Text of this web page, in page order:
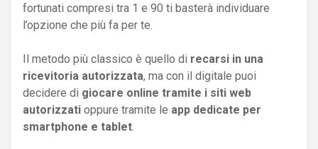
fortunati compresi tra 1 e 90 ti basterà individuare
l’opzione che più fa per te.
Il metodo più classico è quello di recarsi in una
ricevitoria autorizzata, ma con il digitale puoi
decidere di giocare online tramite i siti web
autorizzati oppure tramite le app dedicate per
smartphone e tablet